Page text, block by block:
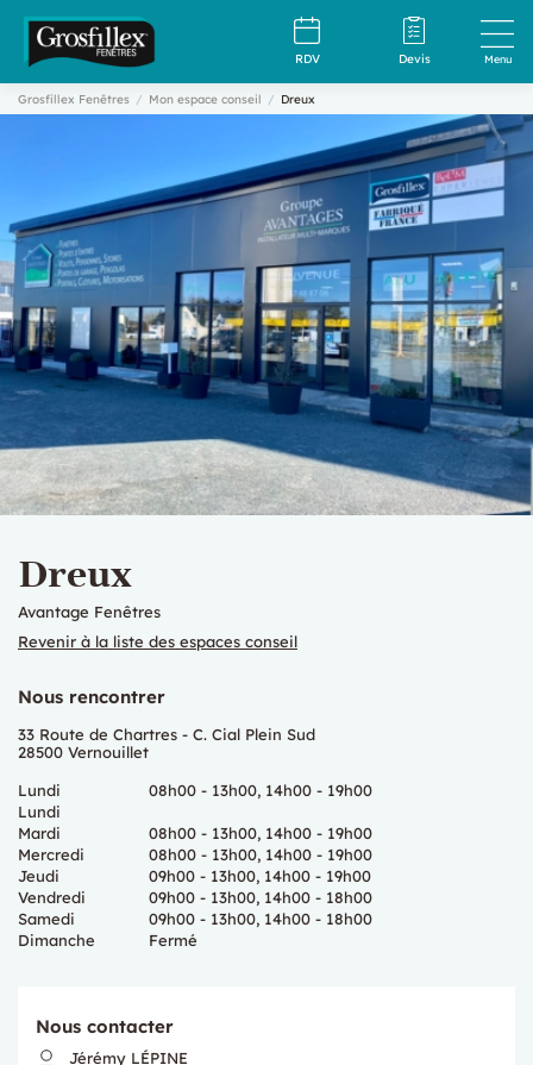
RDV Devis Menu
Grosfillex Fenêtres Mon espace conseil Dreux
Dreux
Avantage Fenêtres
Revenir à la liste des espaces conseil
Nous rencontrer
33 Route de Chartres - C. Cial Plein Sud
28500 Vernouillet
Lundi
08h00 - 13h00, 14h00 - 19h00
Lundi
Mardi
08h00 - 13h00, 14h00 - 19h00
Mercredi
08h00 - 13h00, 14h00 - 19h00
Jeudi
09h00 - 13h00, 14h00 - 19h00
Vendredi
09h00 - 13h00, 14h00 - 18h00
Samedi
09h00 - 13h00, 14h00 - 18h00
Dimanche
Fermé
Nous contacter
Jérémy LÉPINE